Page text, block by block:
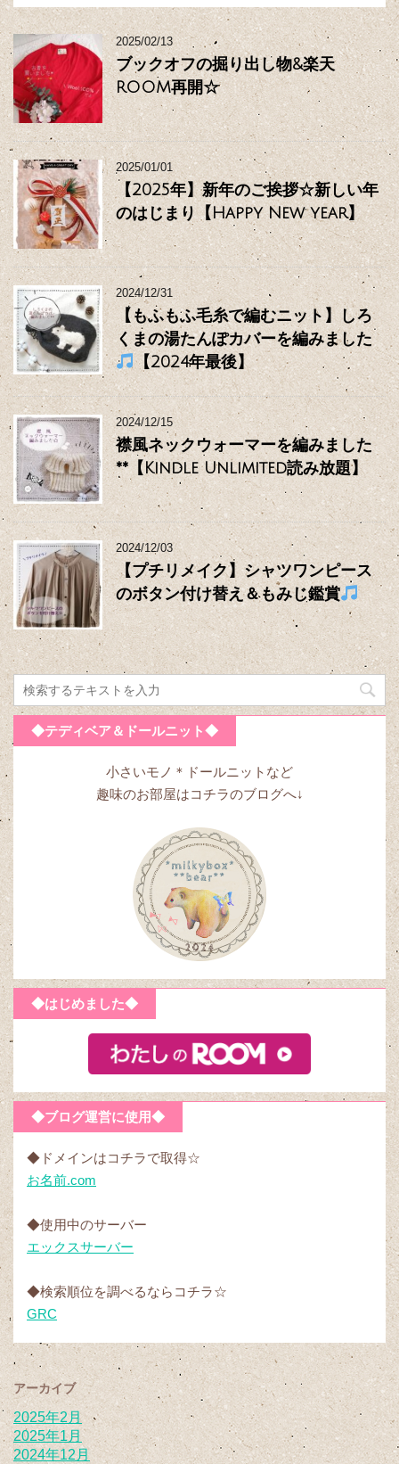
2025/02/13
ブックオフの掘り出し物&楽天
ROOM再開☆
2025/01/01
【2025年】新年のご挨拶☆新しい年
のはじまり【Happy New year】
2024/12/31
【もふもふ毛糸で編むニット】しろ
くまの湯たんぽカバーを編みました
【2024年最後】
2024/12/15
襟風ネックウォーマーを編みました
**【Kindle Unlimited読み放題】
2024/12/03
【プチリメイク】シャツワンピース
のボタン付け替え＆もみじ鑑賞
◆テディベア＆ドールニット◆
小さいモノ＊ドールニットなど
趣味のお部屋はコチラのブログへ↓
◆はじめました◆
◆ブログ運営に使用◆
◆ドメインはコチラで取得☆
お名前.com
◆使用中のサーバー
エックスサーバー
◆検索順位を調べるならコチラ☆
GRC
アーカイブ
2025年2月
2025年1月
2024年12月